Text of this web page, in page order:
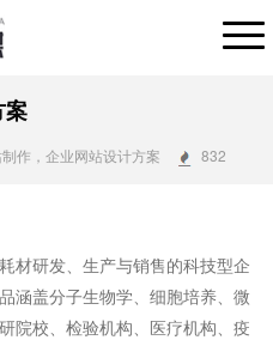
案
作，企业网站设计方案 832
研发、生产与销售的科技型企
涵盖分子生物学、细胞培养、微
院校、检验机构、医疗机构、疫